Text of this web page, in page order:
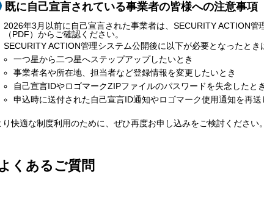
既に自己宣言されている事業者の皆様への注意事項
2026年3月以前に自己宣言された事業者は、SECURITY ACTION
（PDF）からご確認ください。
SECURITY ACTION管理システム公開後に以下が必要となったと
一つ星から二つ星へステップアップしたいとき
事業者名や所在地、担当者など登録情報を変更したいとき
自己宣言IDやロゴマークZIPファイルのパスワードを失念したとき
申込時に送付された自己宣言ID通知やロゴマーク使用通知を再送
り快適な制度利用のために、ぜひ再度お申し込みをご検討ください。
くあるご質問